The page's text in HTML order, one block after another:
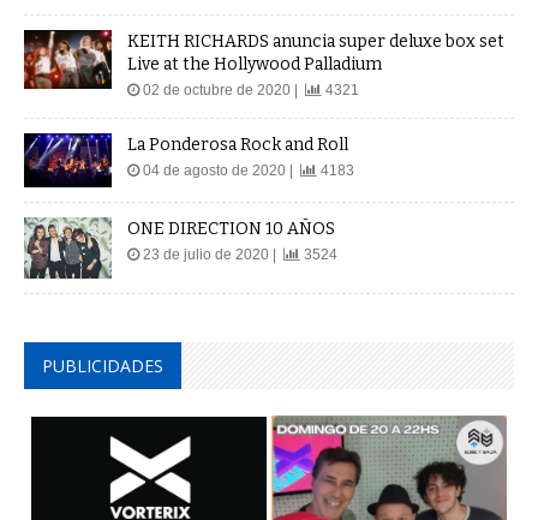
KEITH RICHARDS anuncia super deluxe box set
Live at the Hollywood Palladium
02 de octubre de 2020 | 4321
La Ponderosa Rock and Roll
04 de agosto de 2020 | 4183
ONE DIRECTION 10 AÑOS
23 de julio de 2020 | 3524
PUBLICIDADES